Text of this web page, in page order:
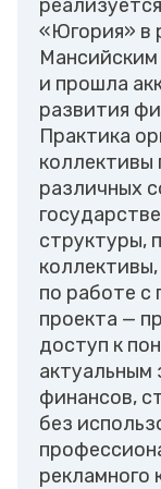
«Югория» в
и прошла
развития
Практика
коллективы
различных
структуры,
по работе с
проекта —
доступ к
актуальным
финансов,
без
рекламного